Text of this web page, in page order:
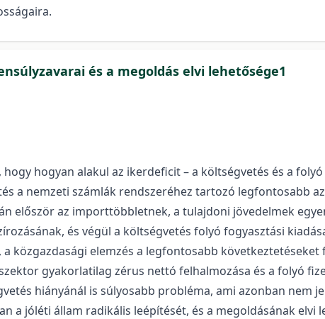
és a megoldás elvi lehetősége1
hogyan alakul az ikerdeficit – a költségvetés és a
a nemzeti számlák rendszeréhez tartozó legfontosabb
először az importtöbbletnek, a tulajdoni jövedelmek
és végül a költségvetés folyó fogyasztási
közgazdasági elemzés a legfontosabb
gyakorlatilag zérus nettó felhalmozása és a folyó
hiányánál is súlyosabb probléma, ami azonban nem
a jóléti állam radikális leépítését, és a megoldásának